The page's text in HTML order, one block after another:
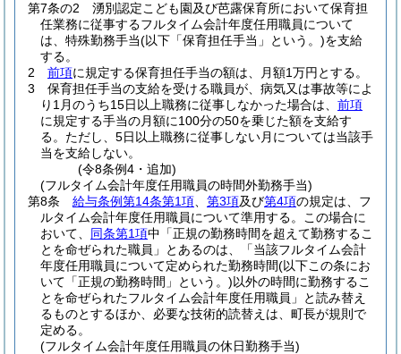
第7条の2
湧別認定こども園及び芭露保育所において保育担
任業務に従事するフルタイム会計年度任用職員について
は、特殊勤務手当(以下「保育担任手当」という。)を支給
する。
2
前項に規定する保育担任手当の額は、月額1万円とする。
3
保育担任手当の支給を受ける職員が、病気又は事故等によ
り1月のうち15日以上職務に従事しなかった場合は、 前項
に規定する手当の月額に100分の50を乗じた額を支給す
る。 ただし、5日以上職務に従事しない月については当該手
当を支給しない。
(令8条例4・追加)
(フルタイム会計年度任用職員の時間外勤務手当)
第8条
給与条例第14条第1項 第3項及び第4項の規定は、フ
ルタイム会計年度任用職員について準用する。
この場合に
おいて、 同条第1項中「正規の勤務時間を超えて勤務するこ
とを命ぜられた職員」とあるのは、「当該フルタイム会計
年度任用職員について定められた勤務時間(以下この条にお
いて「正規の勤務時間」という。)以外の時間に勤務するこ
とを命ぜられたフルタイム会計年度任用職員」と読み替え
るものとするほか、必要な技術的読替えは、町長が規則で
定める。
(フルタイム会計年度任用職員の休日勤務手当)